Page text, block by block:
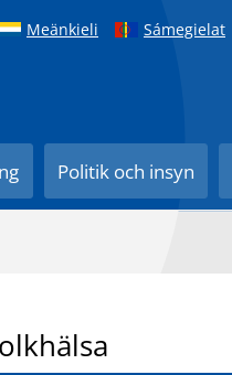
Meänkieli Sámegielat
Politik och insyn